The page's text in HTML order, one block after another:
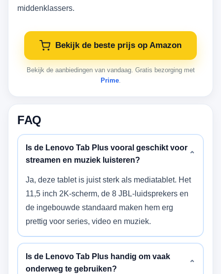
middenklassers.
Bekijk de beste prijs op Amazon
Bekijk de aanbiedingen van vandaag. Gratis bezorging met
Prime.
FAQ
Is de Lenovo Tab Plus vooral geschikt voor
streamen en muziek luisteren?
⌄
Ja, deze tablet is juist sterk als mediatablet. Het
11,5 inch 2K-scherm, de 8 JBL-luidsprekers en
de ingebouwde standaard maken hem erg
prettig voor series, video en muziek.
Is de Lenovo Tab Plus handig om vaak
onderweg te gebruiken?
⌄